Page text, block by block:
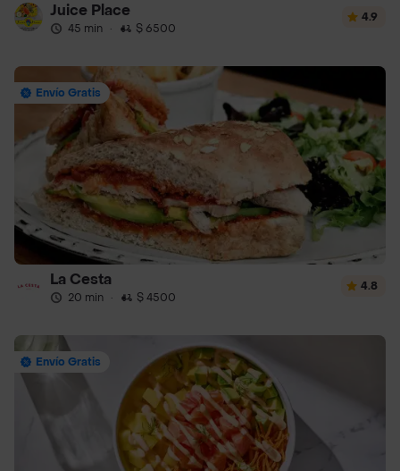
Juice Place
45 min · $ 6500
4.9
Envío Gratis
La Cesta
20 min · $ 4500
4.8
Envío Gratis